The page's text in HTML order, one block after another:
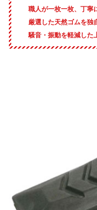
職人が一枚一枚、丁寧
厳選した天然ゴムを独
騒音・振動を軽減した